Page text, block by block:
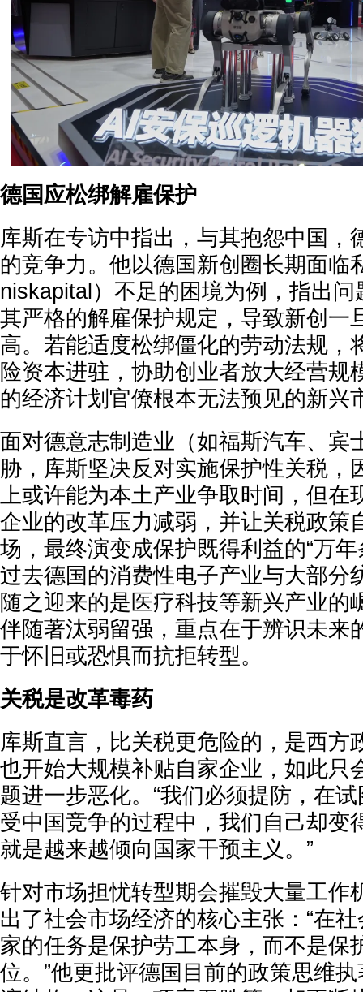
德国应松绑解雇保护
库斯在专访中指出，与其抱怨中国，
的竞争力。他以德国新创圈长期面临
niskapital）不足的困境为例，指出
其严格的解雇保护规定，导致新创一
高。若能适度松绑僵化的劳动法规，
险资本进驻，协助创业者放大经营规
的经济计划官僚根本无法预见的新兴
面对德意志制造业（如福斯汽车、宾
胁，库斯坚决反对实施保护性关税，
上或许能为本土产业争取时间，但在
企业的改革压力减弱，并让关税政策
场，最终演变成保护既得利益的“万
过去德国的消费性电子产业与大部分
随之迎来的是医疗科技等新兴产业的
伴随著汰弱留强，重点在于辨识未来
于怀旧或恐惧而抗拒转型。
关税是改革毒药
库斯直言，比关税更危险的，是西方
也开始大规模补贴自家企业，如此只
题进一步恶化。“我们必须提防，在
受中国竞争的过程中，我们自己却变
就是越来越倾向国家干预主义。”
针对市场担忧转型期会摧毁大量工作
出了社会市场经济的核心主张：“在
家的任务是保护劳工本身，而不是保
位。”他更批评德国目前的政策思维